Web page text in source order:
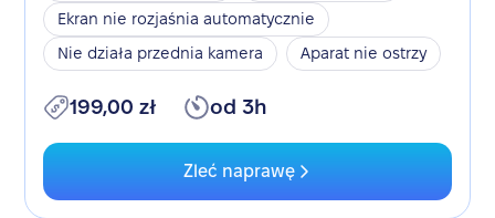
Ekran nie rozjaśnia automatycznie
Nie działa przednia kamera
Aparat nie ostrzy
199,00 zł od 3h
Zleć naprawę